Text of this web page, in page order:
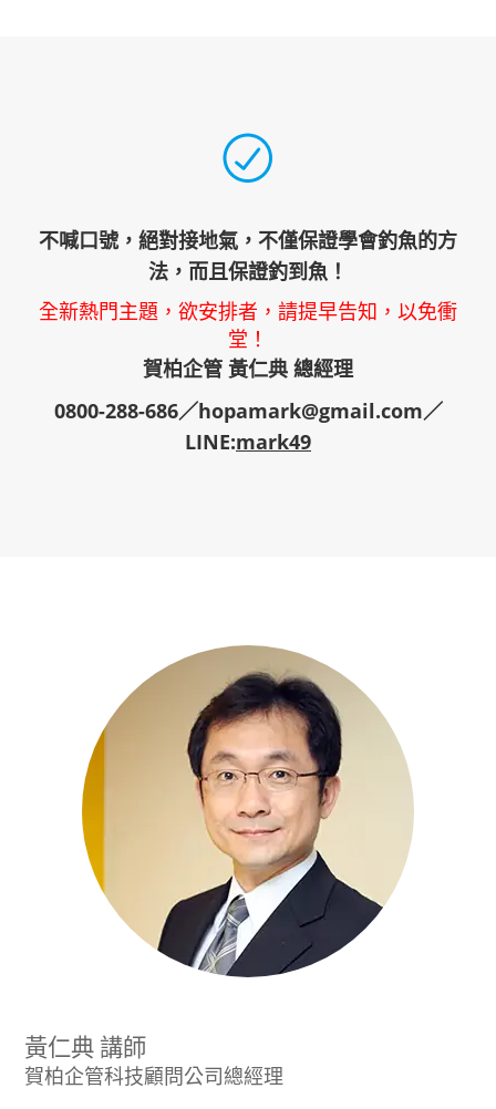
不喊口號，絕對接地氣，不僅保證學會釣魚的方
法，而且保證釣到魚！
全新熱門主題，欲安排者，請提早告知，以免衝
堂！
賀柏企管 黃仁典 總經理
0800-288-686／hopamark@gmail.com／
LINE:mark49
黃仁典 講師
賀柏企管科技顧問公司總經理